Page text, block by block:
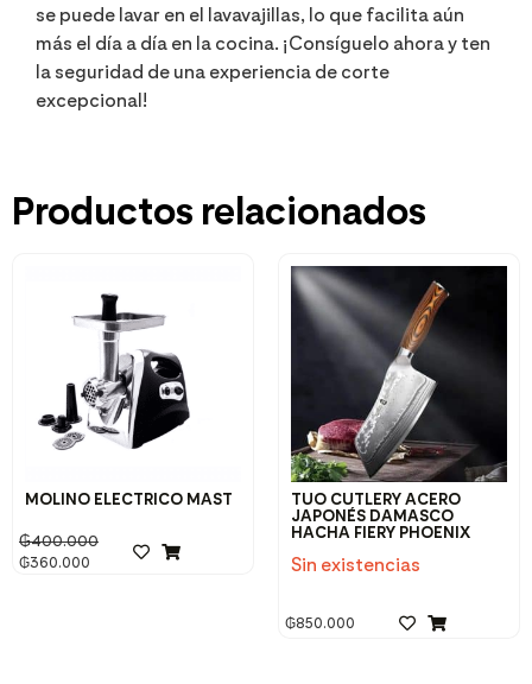
se puede lavar en el lavavajillas, lo que facilita aún
más el día a día en la cocina. ¡Consíguelo ahora y ten
la seguridad de una experiencia de corte
excepcional!
Productos relacionados
MOLINO ELECTRICO MAST
₲400.000
₲360.000
TUO CUTLERY ACERO
JAPONÉS DAMASCO
HACHA FIERY PHOENIX
Sin existencias
₲850.000